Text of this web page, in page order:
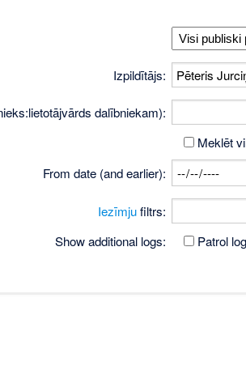
Izpildītājs:
dalībniekam):
Meklēt
From date (and earlier):
Iezīmjufiltrs:
Show additional logs:
Patrol log